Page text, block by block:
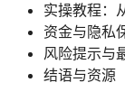
实操教程：
资金与隐私
风险提示与
结语与资源